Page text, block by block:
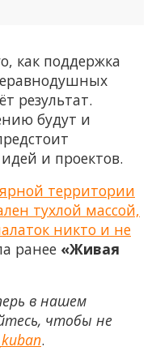
как поддержка
результат.
будут и
и проектов.
территории
тухлой массой,
никто и не
ранее «Живая
в нашем
чтобы не
.